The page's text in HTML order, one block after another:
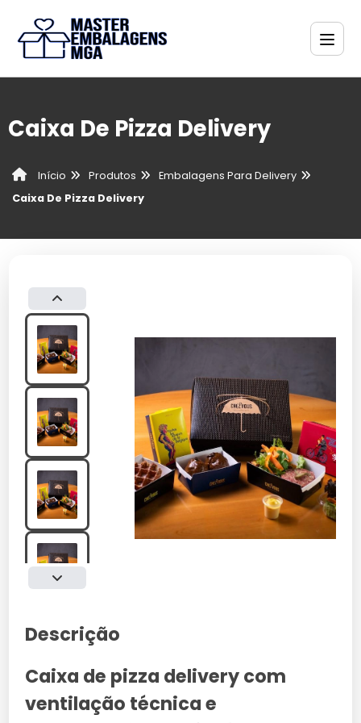
Caixa De Pizza Delivery
Início Produtos
Embalagens Para Delivery
Caixa De Pizza Delivery
Descrição
Caixa de pizza delivery com
ventilação técnica e